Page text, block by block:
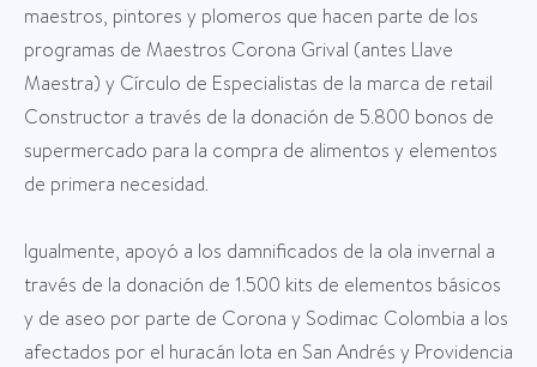
maestros, pintores y plomeros que hacen parte de los
programas de Maestros Corona Grival (antes Llave
Maestra) y Círculo de Especialistas de la marca de retail
Constructor a través de la donación de 5.800 bonos de
supermercado para la compra de alimentos y elementos
de primera necesidad.
Igualmente, apoyó a los damnificados de la ola invernal a
través de la donación de 1.500 kits de elementos básicos
y de aseo por parte de Corona y Sodimac Colombia a los
afectados por el huracán Iota en San Andrés y Providencia